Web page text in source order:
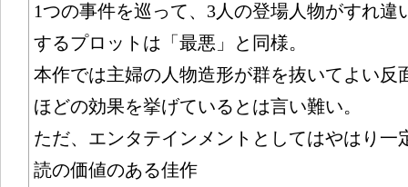
1つの事件を巡って、3人の登場人物がすれ違
するプロットは「最悪」と同様。
本作では主婦の人物造形が群を抜いてよい反
ほどの効果を挙げているとは言い難い。
ただ、エンタテインメントとしてはやはり一
読の価値のある佳作